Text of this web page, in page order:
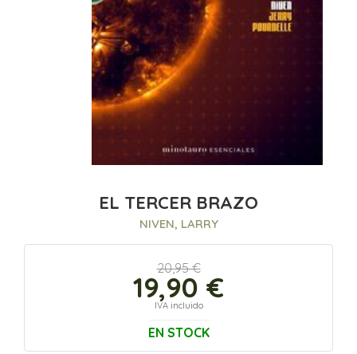
EL TERCER BRAZO
NIVEN, LARRY
20,95 €
19,90 €
IVA incluido
EN STOCK